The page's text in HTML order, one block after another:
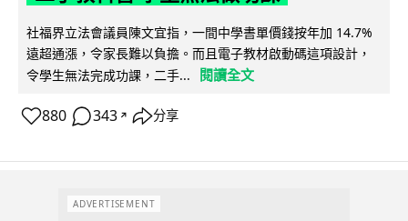
社福界立法會議員陳文宜指，一間中學書單價錢按年加 14.7%
遠超通漲，令家長難以負擔。而且電子教材啟動碼這項設計，
令學生無法完成功課，二手...
閱讀全文
880 343 ↗ 分享
ADVERTISEMENT